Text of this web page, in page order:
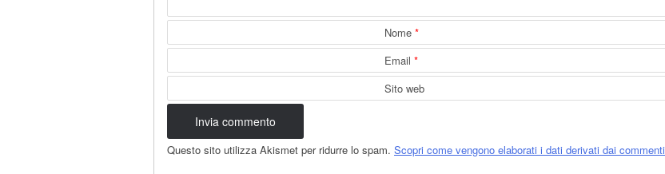
Nome*
Email*
Sito web
Questo sito utilizza Akismet per ridurre lo spam. Scopri come vengono elaborati i dati derivati dai commenti